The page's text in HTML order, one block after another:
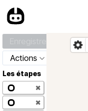
Actions
Les étapes
✖
✖